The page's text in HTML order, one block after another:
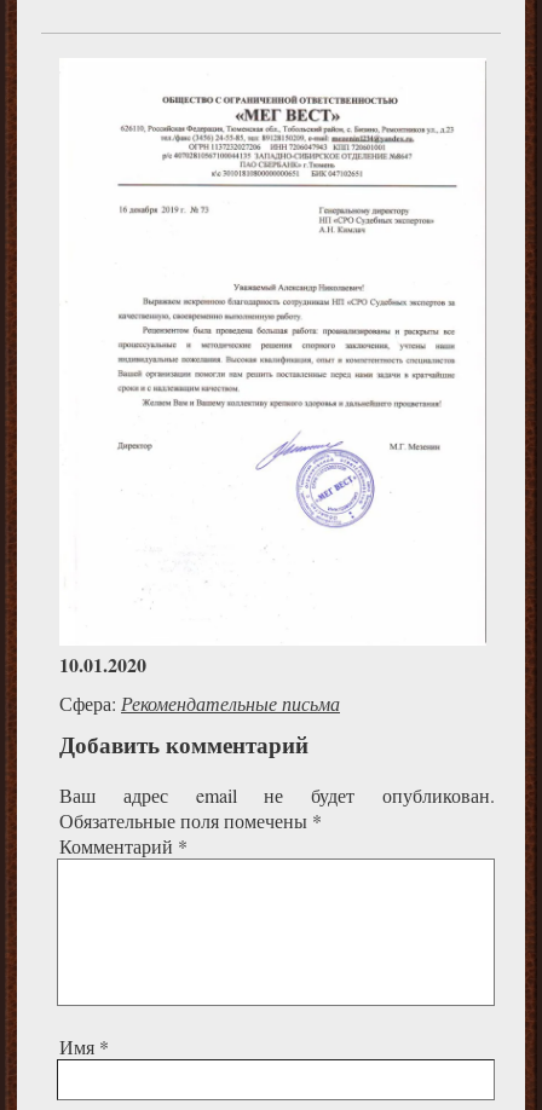
10.01.2020
Сфера: Рекомендательные письма
Добавить комментарий
Ваш адрес email не будет опубликован.
Обязательные поля помечены *
Комментарий *
Имя *